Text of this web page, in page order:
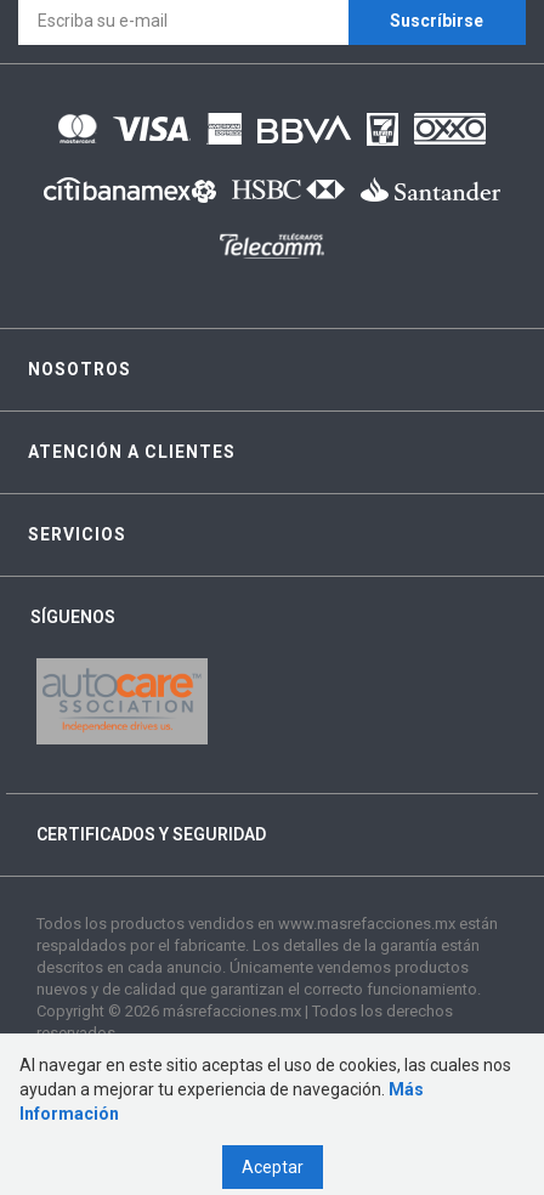
Suscríbirse
NOSOTROS
ATENCIÓN A CLIENTES
SERVICIOS
SÍGUENOS
CERTIFICADOS Y SEGURIDAD
Todos los productos vendidos en www.masrefacciones.mx están
respaldados por el fabricante. Los detalles de la garantía están
descritos en cada anuncio. Únicamente vendemos productos
nuevos y de calidad que garantizan el correcto funcionamiento.
Copyright © 2026 másrefacciones.mx | Todos los derechos
reservados
Al navegar en este sitio aceptas el uso de cookies, las cuales nos
ayudan a mejorar tu experiencia de navegación.
Más
Información
Aceptar